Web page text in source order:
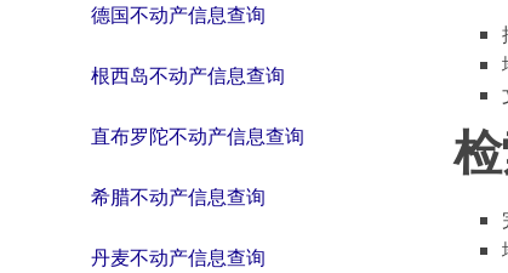
德国不动产信息查询
根西岛不动产信息查询
直布罗陀不动产信息查询
希腊不动产信息查询
丹麦不动产信息查询